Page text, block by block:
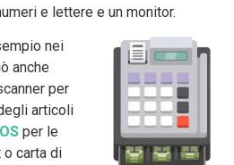
e lettere e un monitor.
nei
anche
per
articoli
per le
o carta di